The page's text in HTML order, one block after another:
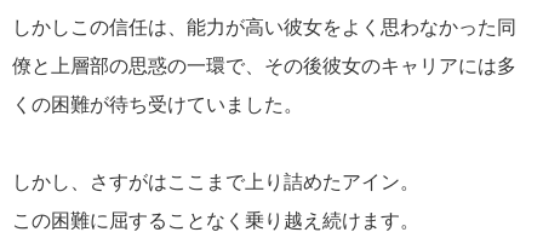
しかしこの信任は、能力が高い彼女をよく思わなかった同
僚と上層部の思惑の一環で、その後彼女のキャリアには多
くの困難が待ち受けていました。
しかし、さすがはここまで上り詰めたアイン。
この困難に屈することなく乗り越え続けます。